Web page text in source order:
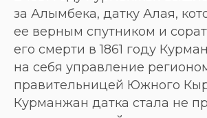
за Алымбека, датку Алая,
ее верным спутником и
его смерти в 1861 году
на себя управление
правительницей Южного
Курманжан датка стала не